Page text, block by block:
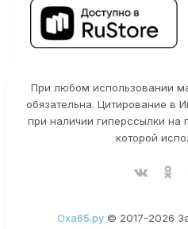
При любом использовании
обязательна. Цитирование в
при наличии гиперссылки на
которой
Оха65.ру© 2017-2026